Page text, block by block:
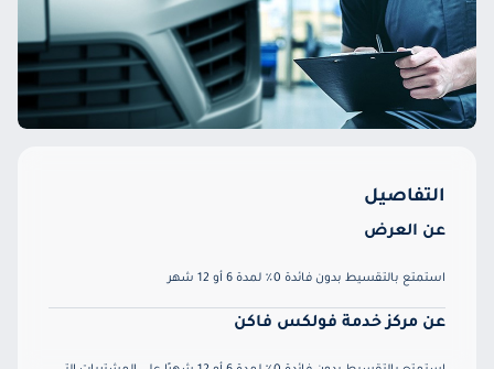
التفاصيل
عن العرض
استمتع بالتقسيط بدون فائدة 0٪ لمدة 6 أو 12 شهر
عن مركز خدمة فولكس فاكن